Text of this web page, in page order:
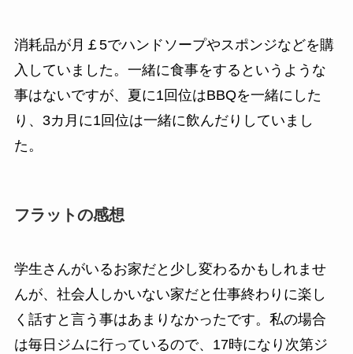
消耗品が月￡5でハンドソープやスポンジなどを購
入していました。一緒に食事をするというような
事はないですが、夏に1回位はBBQを一緒にした
り、3カ月に1回位は一緒に飲んだりしていまし
た。
フラットの感想
学生さんがいるお家だと少し変わるかもしれませ
んが、社会人しかいない家だと仕事終わりに楽し
く話すと言う事はあまりなかったです。私の場合
は毎日ジムに行っているので、17時になり次第ジ